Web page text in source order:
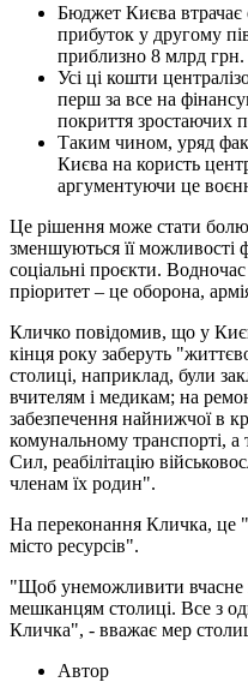
Бюджет Києва втрачає
прибуток у другому
приблизно 8 млрд грн.
Усі ці кошти
перш за все на
покриття зростаючих
Таким чином, уряд
Києва на користь
аргументуючи це
Це рішення може стати
зменшуються її можливості
соціальні проєкти.
пріоритет – це оборона,
Кличко повідомив, що у
кінця року заберуть
столиці, наприклад, були
вчителям і медикам; на
забезпечення найнижчої в
комунальному транспорті,
Сил, реабілітацію
членам їх родин".
На переконання Кличка, це
місто ресурсів".
"Щоб унеможливити вчасне
мешканцям столиці. Все з
Кличка", - вважає мер
Автор